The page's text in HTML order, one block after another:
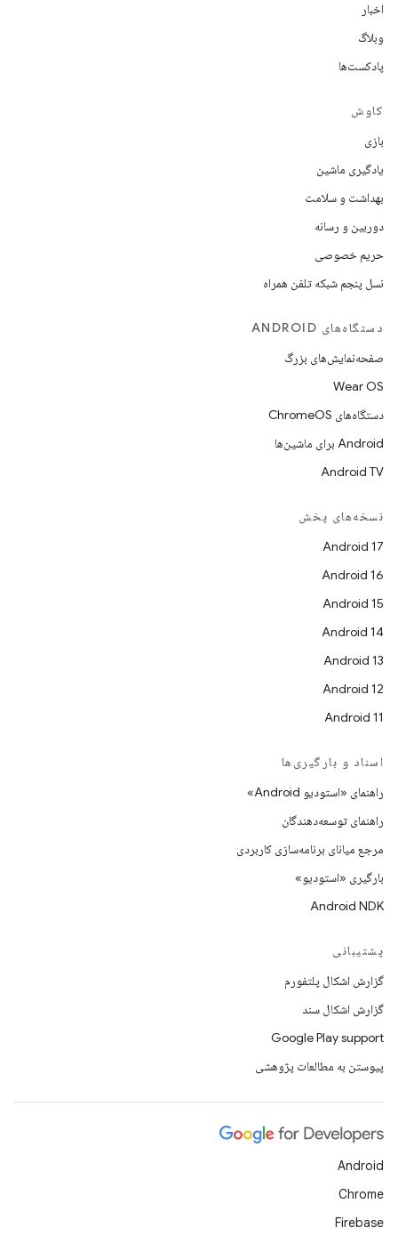
اخبار
وبلاگ
پادکست‌ها
کاوش
بازی
یادگیری ماشین
بهداشت و سلامت
دوربین و رسانه
حریم خصوصی
نسل پنجم شبکه تلفن همراه
دستگاه‌های ANDROID
صفحه‌نمایش‌های بزرگ
Wear OS
دستگاه‌های ChromeOS
Android برای ماشین‌ها
Android TV
نسخه‌های پخش
Android 17
Android 16
Android 15
Android 14
Android 13
Android 12
Android 11
اسناد و بارگیری‌ها
راهنمای «استودیو Android»
راهنمای توسعه‌دهندگان
مرجع میانای برنامه‌سازی کاربردی
بارگیری «استودیو»
Android NDK
پشتیبانی
گزارش اشکال پلتفورم
گزارش اشکال سند
Google Play support
پیوستن به مطالعات پژوهشی
Android
Chrome
Firebase